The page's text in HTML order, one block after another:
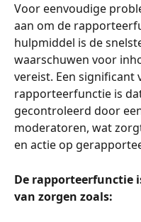
Voor eenvoudige
aan om de
hulpmiddel is de
waarschuwen voor
vereist. Een significant
rapporteerfunctie is
gecontroleerd door
moderatoren, wat
en actie op
De rapporteerfunctie
van zorgen zoals: